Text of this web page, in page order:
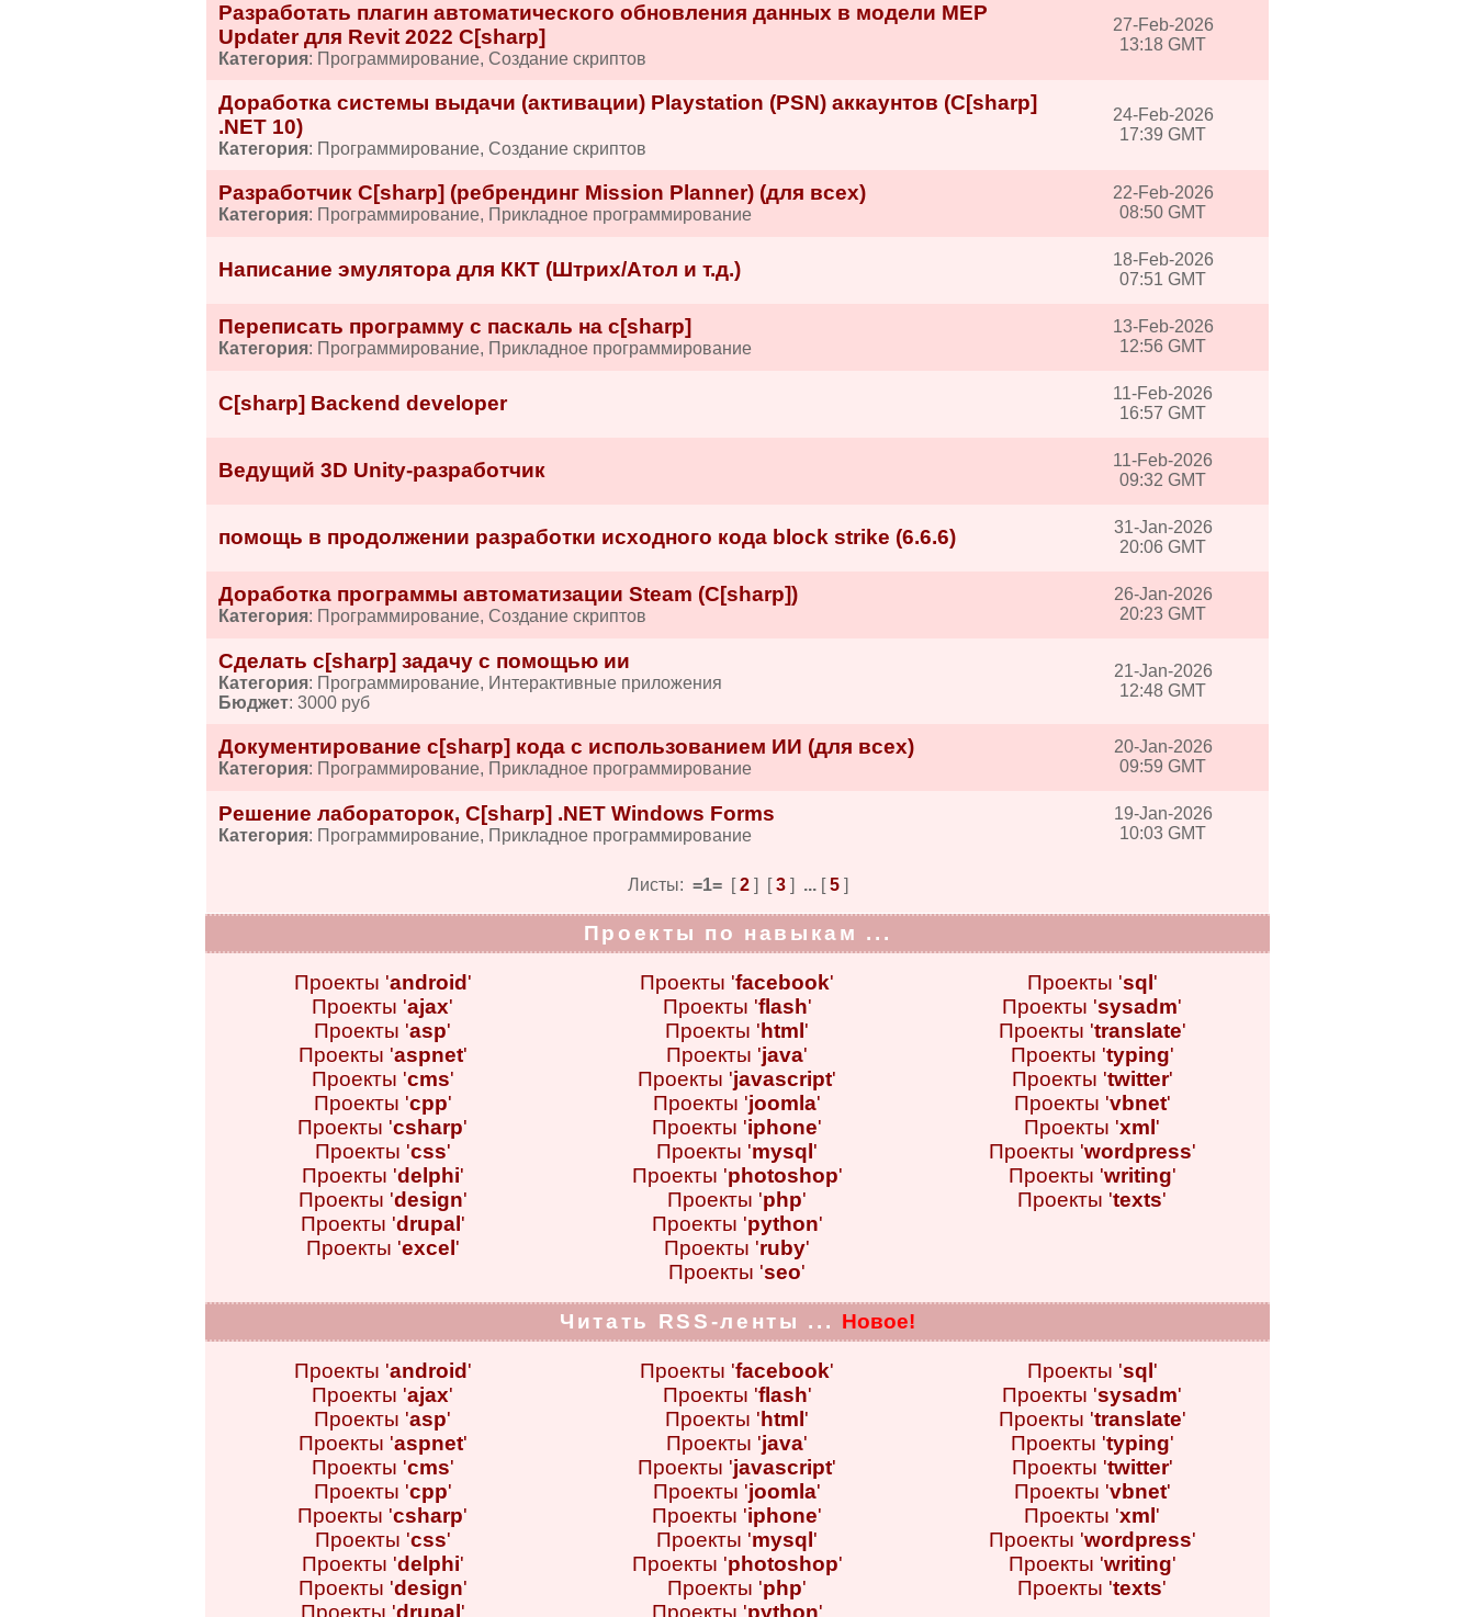
Разработать плагин автоматического обновления данных в модели MEP
Updater для Revit 2022 C[sharp]
Категория: Программирование, Создание скриптов
27-Feb-2026
13:18 GMT
Доработка системы выдачи (активации) Playstation (PSN) аккаунтов (C[sharp]
.NET 10)
Категория: Программирование, Создание скриптов
24-Feb-2026
17:39 GMT
Разработчик C[sharp] (ребрендинг Mission Planner) (для всех)
Категория: Программирование, Прикладное программирование
22-Feb-2026
08:50 GMT
Написание эмулятора для ККТ (Штрих/Атол и т.д.)
18-Feb-2026
07:51 GMT
Переписать программу с паскаль на c[sharp]
Категория: Программирование, Прикладное программирование
13-Feb-2026
12:56 GMT
C[sharp] Backend developer
11-Feb-2026
16:57 GMT
Ведущий 3D Unity-разработчик
11-Feb-2026
09:32 GMT
помощь в продолжении разработки исходного кода block strike (6.6.6)
31-Jan-2026
20:06 GMT
Доработка программы автоматизации Steam (C[sharp])
Категория: Программирование, Создание скриптов
26-Jan-2026
20:23 GMT
Сделать c[sharp] задачу с помощью ии
Категория: Программирование, Интерактивные приложения
Бюджет: 3000 руб
21-Jan-2026
12:48 GMT
Документирование c[sharp] кода с использованием ИИ (для всех)
Категория: Программирование, Прикладное программирование
20-Jan-2026
09:59 GMT
Решение лабораторок, C[sharp] .NET Windows Forms
Категория: Программирование, Прикладное программирование
19-Jan-2026
10:03 GMT
Листы: =1=[2 ] [3 ] ...[5 ]
Проекты по навыкам ...
Проекты 'android '
Проекты 'ajax'
Проекты 'asp'
Проекты 'aspnet'
Проекты 'cms'
Проекты 'cpp'
Проекты 'csharp'
Проекты 'css'
Проекты 'delphi'
Проекты 'design'
Проекты 'drupal '
Проекты 'excel '
Проекты 'facebook'
Проекты 'flash'
Проекты 'html '
Проекты 'java'
Проекты 'javascript'
Проекты 'joomla'
Проекты 'iphone'
Проекты 'mysql '
Проекты 'photoshop'
Проекты 'php'
Проекты 'python'
Проекты 'ruby'
Проекты 'seo'
Проекты 'sql '
Проекты 'sysadm'
Проекты 'translate'
Проекты 'typing'
Проекты 'twitter'
Проекты 'vbnet'
Проекты 'xml '
Проекты 'wordpress'
Проекты 'writing'
Проекты 'texts'
Читать RSS-ленты ... Новое!
Проекты 'android '
Проекты 'ajax'
Проекты 'asp'
Проекты 'aspnet'
Проекты 'cms'
Проекты 'cpp'
Проекты 'csharp'
Проекты 'css'
Проекты 'delphi'
Проекты 'design'
Проекты 'drupal '
Проекты 'facebook'
Проекты 'flash'
Проекты 'html '
Проекты 'java'
Проекты 'javascript'
Проекты 'joomla'
Проекты 'iphone'
Проекты 'mysql '
Проекты 'photoshop'
Проекты 'php'
Проекты 'python'
Проекты 'sql '
Проекты 'sysadm'
Проекты 'translate'
Проекты 'typing'
Проекты 'twitter'
Проекты 'vbnet'
Проекты 'xml '
Проекты 'wordpress'
Проекты 'writing'
Проекты 'texts'